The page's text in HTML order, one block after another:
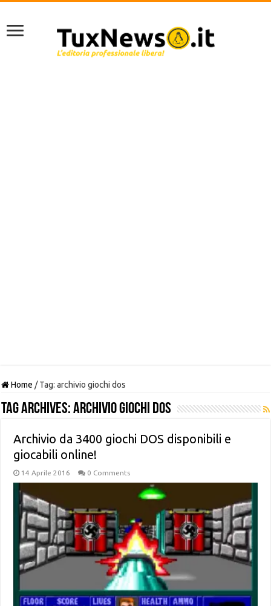
Home / Tag:archivio giochi dos
Tag Archives:archivio giochi dos
Archivio da 3400 giochi DOS disponibili e
giocabili online!
14 Aprile 2016 0 Comments